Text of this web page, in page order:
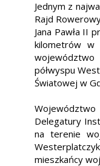
Jednym z
Rajd
Jana Pawła II
kilometrów w
województwo
półwyspu
Światowej w
Województwo
Delegatury
na terenie
mieszkańcy